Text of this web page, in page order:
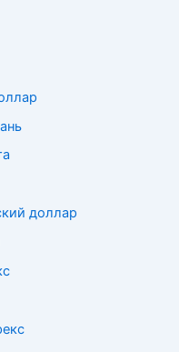
доллар